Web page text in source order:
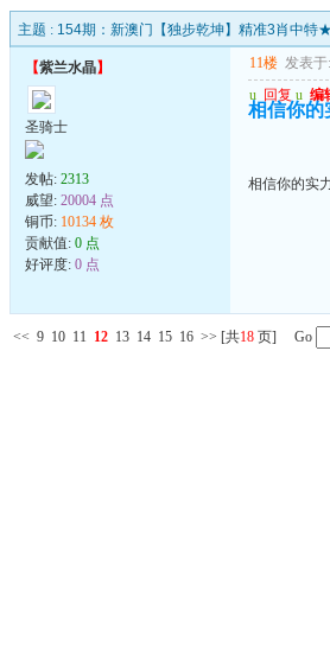
主题 : 154期：新澳门【独步乾坤】精准3肖中特
【紫兰水晶】
圣骑士
发帖: 2313
威望: 20004 点
铜币: 10134 枚
贡献值: 0 点
好评度: 0 点
11楼 发表于
u 回复 u 编
相信你的
相信你的实
<< 9 10 11 12 13 14 15 16 >> [共18 页] Go